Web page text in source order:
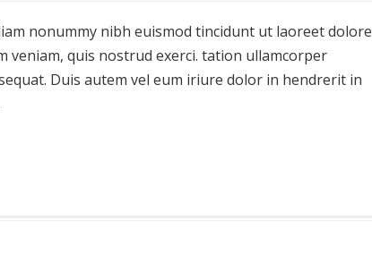
nonummy nibh euismod tincidunt ut laoreet dolore
veniam, quis nostrud exerci. tation ullamcorper
Duis autem vel eum iriure dolor in hendrerit in